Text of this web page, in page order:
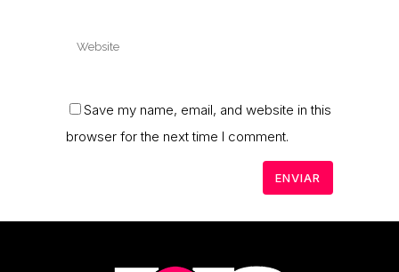
Save my name, email, and website in this
browser for the next time I comment.